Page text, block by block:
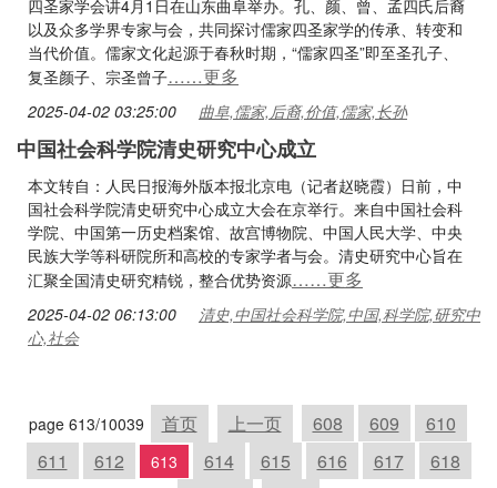
四圣家学会讲4月1日在山东曲阜举办。孔、颜、曾、孟四氏后裔
以及众多学界专家与会，共同探讨儒家四圣家学的传承、转变和
当代价值。儒家文化起源于春秋时期，“儒家四圣”即至圣孔子、
复圣颜子、宗圣曾子……更多
2025-04-02 03:25:00 曲阜,儒家,后裔,价值,儒家,长孙
中国社会科学院清史研究中心成立
本文转自：人民日报海外版本报北京电（记者赵晓霞）日前，中
国社会科学院清史研究中心成立大会在京举行。来自中国社会科
学院、中国第一历史档案馆、故宫博物院、中国人民大学、中央
民族大学等科研院所和高校的专家学者与会。清史研究中心旨在
汇聚全国清史研究精锐，整合优势资源……更多
2025-04-02 06:13:00
清史,中国社会科学院,中国,科学院,研究中
心,社会
page 613/10039 首页 上一页 608 609
610
611
612 613 614 615 616 617
618